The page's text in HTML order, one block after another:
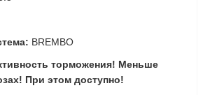
BREMBO
торможения! Меньше
При этом доступно!